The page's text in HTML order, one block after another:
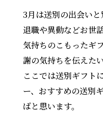
3月は送別の出会いと
退職や異動などお世
気持ちのこもったギ
謝の気持ちを伝えたい
ここでは送別ギフト
ー、おすすめの送別
ばと思います。